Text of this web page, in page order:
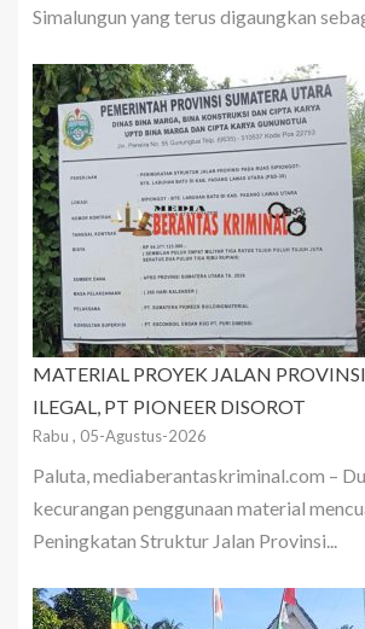
Simalungun yang terus digaungkan
MATERIAL PROYEK JALAN
ILEGAL, PT PIONEER DISOROT
Rabu , 05-Agustus-2026
Paluta, mediaberantaskriminal.com –
kecurangan penggunaan material
Peningkatan Struktur Jalan Provinsi...